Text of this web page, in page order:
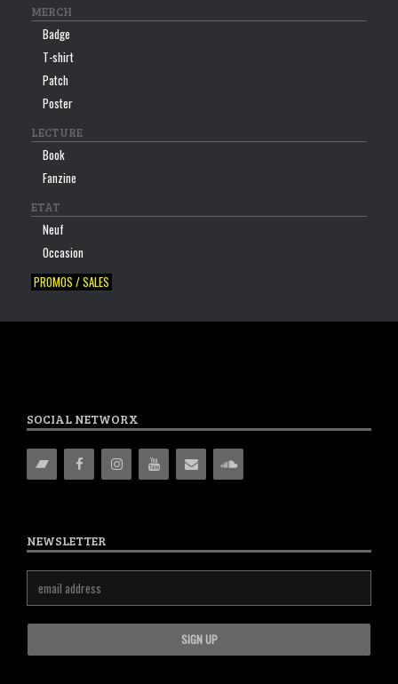
MERCH
Badge
T-shirt
Patch
Poster
LECTURE
Book
Fanzine
ETAT
Neuf
Occasion
PROMOS / SALES
SOCIAL NETWORX
NEWSLETTER